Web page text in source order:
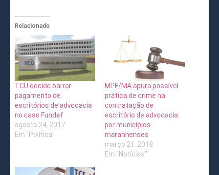
Relacionado
TCU decide barrar
pagamento de
escritórios de advocacia
no caso Fundef
agosto 24, 2017
Em "Política"
MPF/MA apura possível
prática de crime na
contratação de
escritório de advocacia
por municípios
maranhenses
março 21, 2018
Em "Notícias"